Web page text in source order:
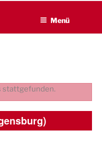
Menü
stattgefunden.